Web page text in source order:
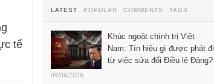
tế
LATEST POPULAR COMMENTS TAGS
Khúc ngoặt chính trị Việt
Nam: Tín hiệu gì được phát đi
từ việc sửa đổi Điều lệ Đảng?
09/08/2026